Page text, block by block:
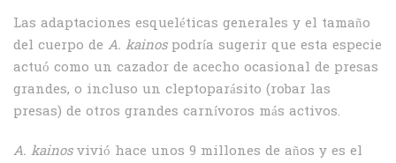
Las adaptaciones esqueléticas generales y el tamaño
del cuerpo de A. kainospodría sugerir que esta especie
actuó como un cazador de acecho ocasional de presas
grandes, o incluso un cleptoparásito (robar las
presas) de otros grandes carnívoros más activos.
A. kainosvivió hace unos 9 millones de años y es el